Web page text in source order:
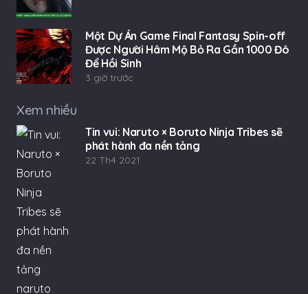
Một Dự Án Game Final Fantasy Spin-off
Được Người Hâm Mộ Bỏ Ra Gần 1000 Đô
Để Hồi Sinh
3 giờ trước
Xem nhiều
Tin vui: Naruto × Boruto Ninja Tribes sẽ
phát hành đa nền tảng
22 Th4 2021